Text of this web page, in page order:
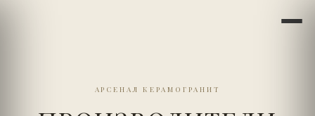
АРСЕНАЛ КЕРАМОГРАНИТ